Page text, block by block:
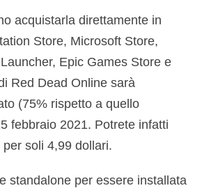
acquistarla direttamente in
Store, Microsoft Store,
Epic Games Store e
Red Dead Online sarà
(75% rispetto a quello
febbraio 2021. Potrete infatti
soli 4,99 dollari.
standalone per essere installata